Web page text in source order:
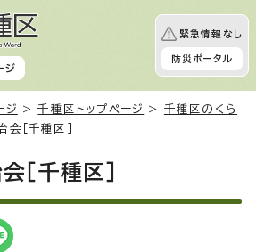
ジ
緊急情報なし
防災ポータル
ジ >千種区トップページ > 千種区のくら
［千種区］
［千種区］